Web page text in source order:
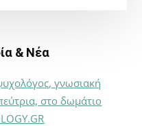
& Νέα
γνωσιακή
στο δωμάτιο